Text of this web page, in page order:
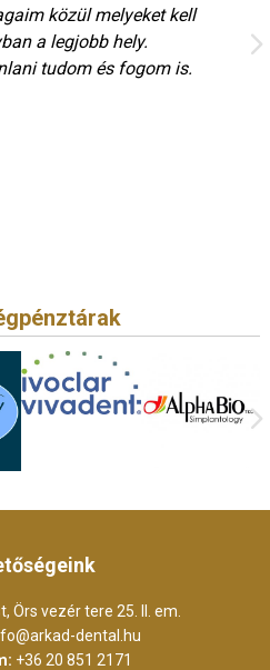
közül melyeket kell
a legjobb hely.
tudom és fogom is.
Örs vezér tere 25. II. em.
dental.hu
+36 20 851 2171